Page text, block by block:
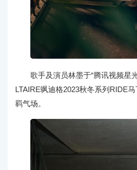
歌手及演员林墨于“腾讯视频星
LTAIRE飒迪格2023秋冬系列RIDE
羁气场。